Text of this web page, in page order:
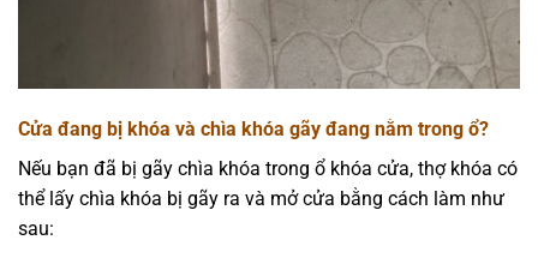
Cửa đang bị khóa và chìa khóa gãy đang nằm trong ổ?
Nếu bạn đã bị gãy chìa khóa trong ổ khóa cửa, thợ khóa có
thể lấy chìa khóa bị gãy ra và mở cửa bằng cách làm như
sau: